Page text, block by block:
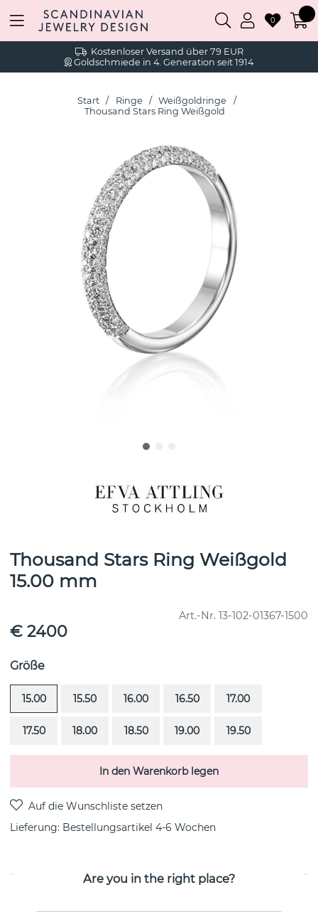
Kostenloser Versand über 79 EUR
Goldschmiede in 4. Generation seit 1914
0
Start Ringe
Weißgoldringe
Thousand Stars Ring Weißgold
Thousand Stars Ring Weißgold
15.00 mm
Art.-Nr. 13-102-01367-1500
€ 2400
Größe
15.00 15.50 16.00 16.50 17.00
17.50 18.00 18.50 19.00 19.50
In den Warenkorb legen
Lieferung: Bestellungsartikel 4-6 Wochen
Are you in the right place?